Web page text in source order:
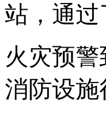
站，通过
火灾预
消防设施